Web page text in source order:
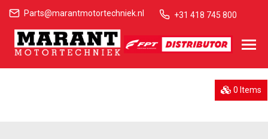
Parts@marantmotortechniek.nl +31 418 745 800
0 Items